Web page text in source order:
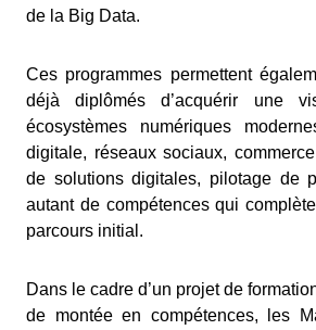
de la Big Data.
Ces programmes permettent
déjà diplômés d’acquérir une
écosystèmes numériques
digitale, réseaux sociaux,
de solutions digitales, pilotage de
autant de compétences qui
parcours initial.
Dans le cadre d’un projet de
de montée en compétences, les